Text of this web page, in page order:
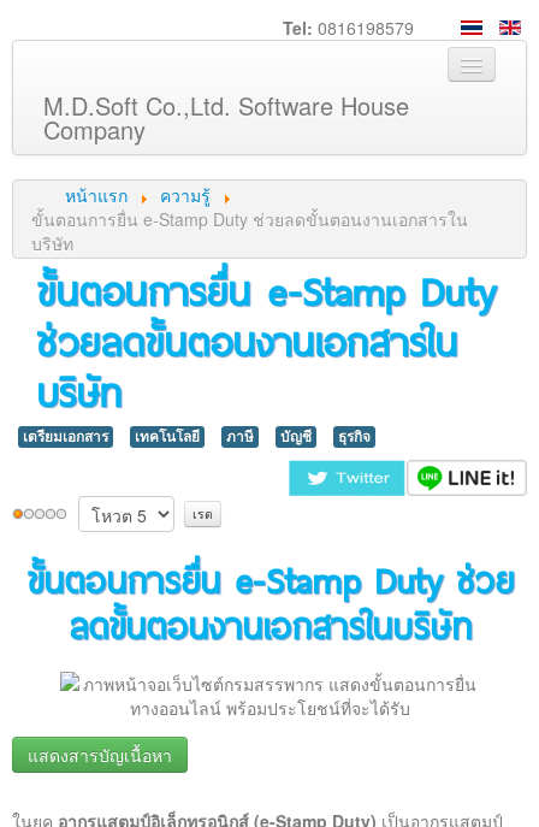
Tel: 0816198579
M.D.Soft Co.,Ltd. Software House
Company
หน้าหลัก
เกี่ยวกับเรา
บริการ
สินค้า
ความรู้
ลูกค้า
ภาพกิจกรรม
ช่วยเหลือ
หน้าแรก
ความรู้
ขั้นตอนการยื่น e-Stamp Duty ช่วยลดขั้นตอนงานเอกสารใน
บริษัท
ขั้นตอนการยื่น e-Stamp Duty
ช่วยลดขั้นตอนงานเอกสารใน
บริษัท
เตรียมเอกสาร เทคโนโลยี ภาษี บัญชี ธุรกิจ
ขั้นตอนการยื่น e-Stamp Duty ช่วย
ลดขั้นตอนงานเอกสารในบริษัท
แสดงสารบัญเนื้อหา
ขั้นตอนการยื่นชําระอากรแสตมป์เป็นตัวเงินทางอิเล็กทรอนิกส์
ในยุค อากรแสตมป์อิเล็กทรอนิกส์ (e-Stamp Duty) เป็นอากรแสตมป์